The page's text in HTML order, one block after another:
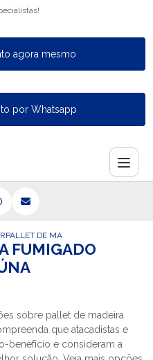
agora mesmo
por Whatsapp
PALLET DE MADEIRA FUMIGADO
FUMIGADO
sobre pallet de madeira
que atacadistas e
benefício e consideram a